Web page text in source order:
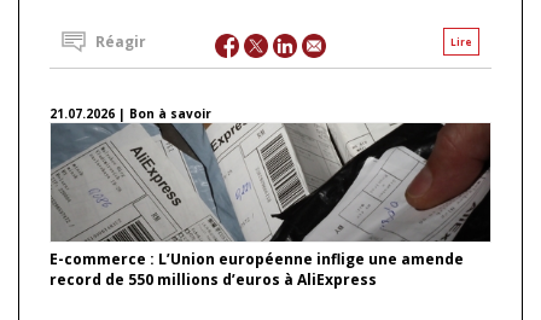
Lire
Réagir
21.07.2026 | Bon à savoir
E-commerce : L’Union européenne inflige une amende
record de 550 millions d’euros à AliExpress